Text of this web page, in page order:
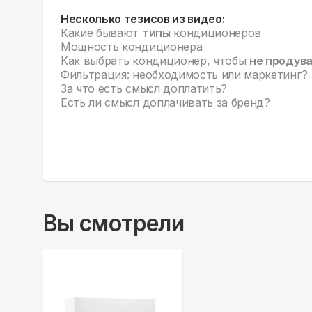
Несколько тезисов из видео:
Какие бывают типы кондиционеров
Мощность кондиционера
Как выбрать кондиционер, чтобы не
Фильтрация: необходимость или маркетинг?
За что есть смысл доплатить?
Есть ли смысл доплачивать за бренд?
Вы смотрели